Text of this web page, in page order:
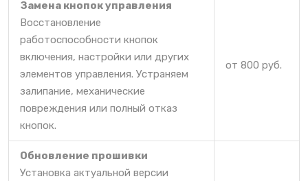
Замена кнопок управления
Восстановление
работоспособности кнопок
включения, настройки или других
элементов управления. Устраняем
залипание, механические
повреждения или полный отказ
кнопок.
от 800 руб.
Обновление прошивки
Установка актуальной версии